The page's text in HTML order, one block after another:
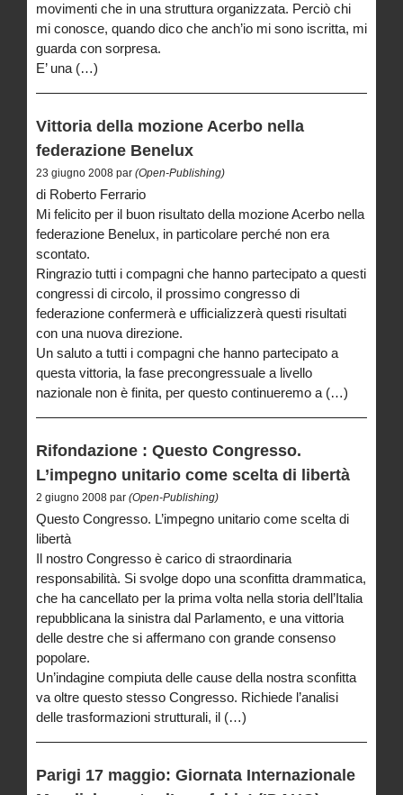
movimenti che in una struttura organizzata. Perciò chi
mi conosce, quando dico che anch’io mi sono iscritta, mi
guarda con sorpresa.
E’ una (…)
Vittoria della mozione Acerbo nella
federazione Benelux
23 giugno 2008 par (Open-Publishing)
di Roberto Ferrario
Mi felicito per il buon risultato della mozione Acerbo nella
federazione Benelux, in particolare perché non era
scontato.
Ringrazio tutti i compagni che hanno partecipato a questi
congressi di circolo, il prossimo congresso di
federazione confermerà e ufficializzerà questi risultati
con una nuova direzione.
Un saluto a tutti i compagni che hanno partecipato a
questa vittoria, la fase precongressuale a livello
nazionale non è finita, per questo continueremo a (…)
Rifondazione : Questo Congresso.
L’impegno unitario come scelta di libertà
2 giugno 2008 par (Open-Publishing)
Questo Congresso. L’impegno unitario come scelta di
libertà
Il nostro Congresso è carico di straordinaria
responsabilità. Si svolge dopo una sconfitta drammatica,
che ha cancellato per la prima volta nella storia dell’Italia
repubblicana la sinistra dal Parlamento, e una vittoria
delle destre che si affermano con grande consenso
popolare.
Un’indagine compiuta delle cause della nostra sconfitta
va oltre questo stesso Congresso. Richiede l’analisi
delle trasformazioni strutturali, il (…)
Parigi 17 maggio: Giornata Internazionale